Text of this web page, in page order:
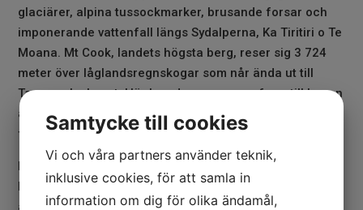
glaciärer, alpina tussockmarker, brusande forsar och
imponerande vattenfall längs Sydalperna, Ka Tiritiri o Te
Moana. Mt Cook, landets högsta berg, reser sig 3 724
meter över låglandsregnskogar som når ända ut till
Tasmanska havet. Här kan du promenera fram till basen
av glaciärerna Fox och Franz Josef som rör sig upp till
fyra meter per dag, vilket är ovanligt snabbt.
I Nya Zeeland är det alltid nära till landets 15 000 km
långa kust. Golden Bay och nationalparken Abel Tasman
är områden som bjuder på ljuvliga sandstränder och
Samtycke till cookies
Vi och våra partners använder teknik,
inklusive cookies, för att samla in
information om dig för olika ändamål,